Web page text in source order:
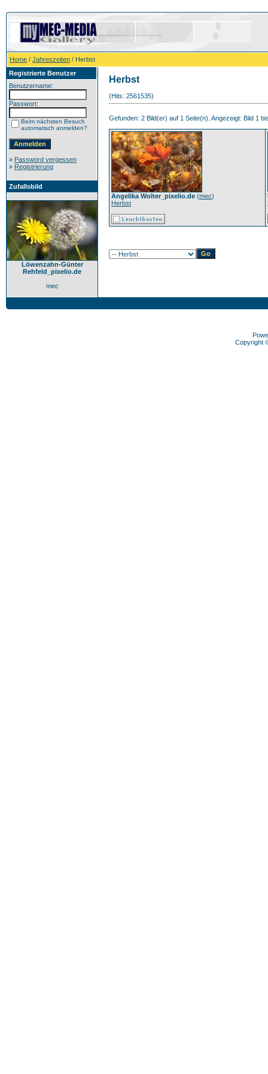
Home / Jahreszeiten / Herbst
Registrierte Benutzer
Benutzername:
Passwort:
Beim nächsten Besuch
automatisch anmelden?
» Password vergessen
» Registrierung
Zufallsbild
Löwenzahn-Günter
Rehfeld_pixelio.de
mec
Herbst
(Hits: 2561535)
Gefunden: 2 Bild(er) auf 1 Seite(n). Angezeigt: Bild 1
Angelika Wolter_pixelio.de (mec)
Herbst
Copyright